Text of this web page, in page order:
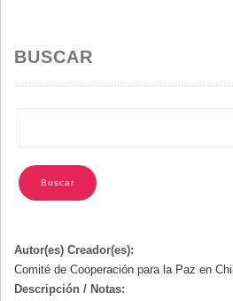
NAVEGACIÓN
BUSCAR
Autor(es) Creador(es):
Comité de Cooperación para la Paz en
Descripción / Notas: